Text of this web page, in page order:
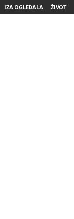
IZA OGLEDALA ŽIVOT